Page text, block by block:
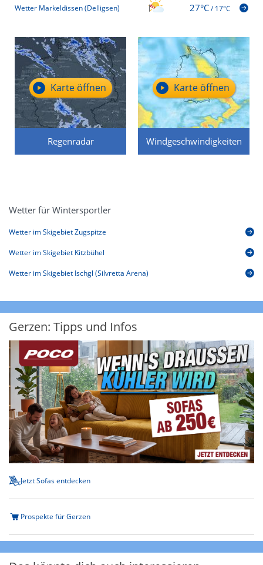
Wetter Markeldissen (Delligsen) 27°C/17°C
Regenradar
Karte öffnen
Windgeschwindigkeiten
Karte öffnen
Wetter für Wintersportler
Wetter im Skigebiet Zugspitze
Wetter im Skigebiet Kitzbühel
Wetter im Skigebiet Ischgl (Silvretta Arena)
Gerzen: Tipps und Infos
Jetzt Sofas entdecken
Prospekte für Gerzen